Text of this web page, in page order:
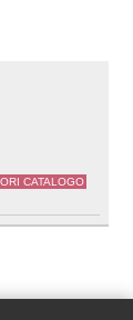
CATALOGO